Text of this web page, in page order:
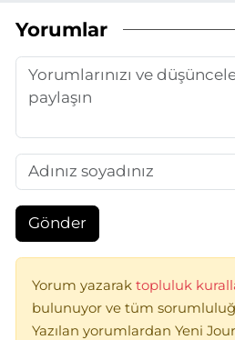
Yorumlar
Gönder
Yorum yazarak topluluk
bulunuyor ve tüm
Yazılan yorumlardan Yeni